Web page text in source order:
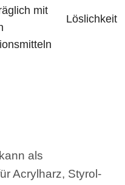
mit
Löslichkeit
als
Acrylharz, Styrol-